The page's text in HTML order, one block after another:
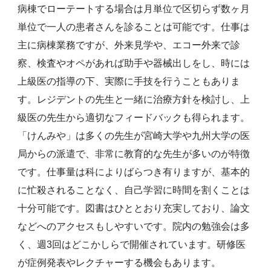
病棟でローテートする場合は月単位で区切らず数ヶ月
単位で一人の患者さんを診ることは可能です。仕事は
主に病棟業務ですが、外来見学や、エコー外来で診
察、検査やオペがあれば助手や器械出しをし、時には
上級医の指導の下、実際に手技を行うこともありま
す。レジデントの先生と一緒に治療方針を検討し、上
級医の先生から適切なフィードバックも得られます。
「けんみや」は多くの先生が宮崎大学や九州大学の医
局からの派遣で、非常に教育的な先生が多いのが特徴
です。仕事量は科によりばらつき有りますが、基本的
に忙殺されることなく、自己学習に時間を割くことは
十分可能です。図書はひととおり充実しており、論文
などへのアクセスもしやすいです。院内の勉強会は多
く、週3回はどこかしらで開催されています。研修医
が症例発表やレクチャーする機会もあります。